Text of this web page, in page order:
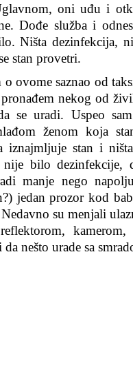
oni uđu i
Dođe služba i
Ništa dezinfekcija,
stan provetri.
o ovome saznao od
nekog od
se uradi. Uspeo
ženom koja
iznajmljuje stan i
nije bilo dezinfekcije,
manje nego
jedan prozor kod
su menjali
nešto urade sa